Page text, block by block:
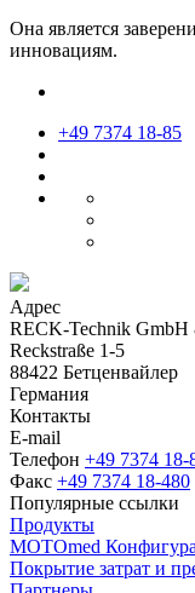
Она является
инновациям.
+49 7374 18-85
Адрес
RECK-Technik
Reckstraße 1-5
88422 Бетценвайлер
Германия
Контакты
E-mail
Телефон +49 7374 18-
Факс +49 7374 18-480
Популярные ссылки
Продукты
MOTOmed
Покрытие затрат и